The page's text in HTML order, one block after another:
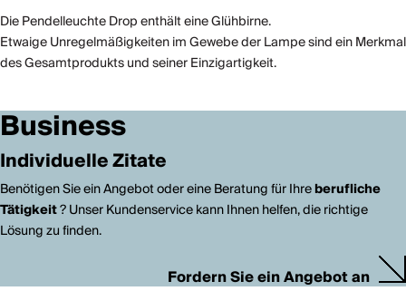
Die Pendelleuchte Drop enthält eine Glühbirne.
Etwaige Unregelmäßigkeiten im Gewebe der Lampe sind ein Merkmal
des Gesamtprodukts und seiner Einzigartigkeit.
Business
Individuelle Zitate
Benötigen Sie ein Angebot oder eine Beratung für Ihreberufliche
Tätigkeit? Unser Kundenservice kann Ihnen helfen, die richtige
Lösung zu finden.
Fordern Sie ein Angebot an